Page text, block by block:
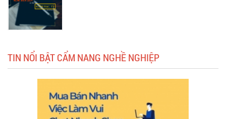
TIN NỔI BẬT CẨM NANG NGHỀ NGHIỆP